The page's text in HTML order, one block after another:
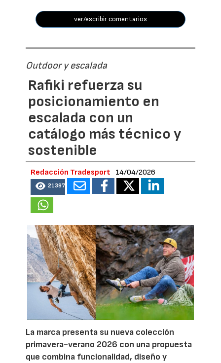
ver/escribir comentarios
Outdoor y escalada
Rafiki refuerza su
posicionamiento en
escalada con un
catálogo más técnico y
sostenible
Redacción Tradesport 14/04/2026
21397
La marca presenta su nueva colección
primavera-verano 2026 con una propuesta
que combina funcionalidad, diseño y